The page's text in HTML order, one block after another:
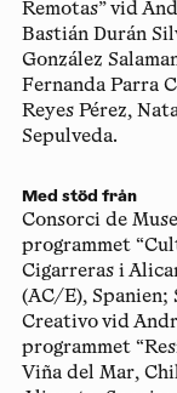
Remotas” vid
Bastián Durán
González
Fernanda Parra
Reyes Pérez,
Sepulveda.
Med stöd från
Consorci de
programmet
Cigarreras i
(AC/E), Spanien;
Creativo vid
programmet
Viña del Mar,